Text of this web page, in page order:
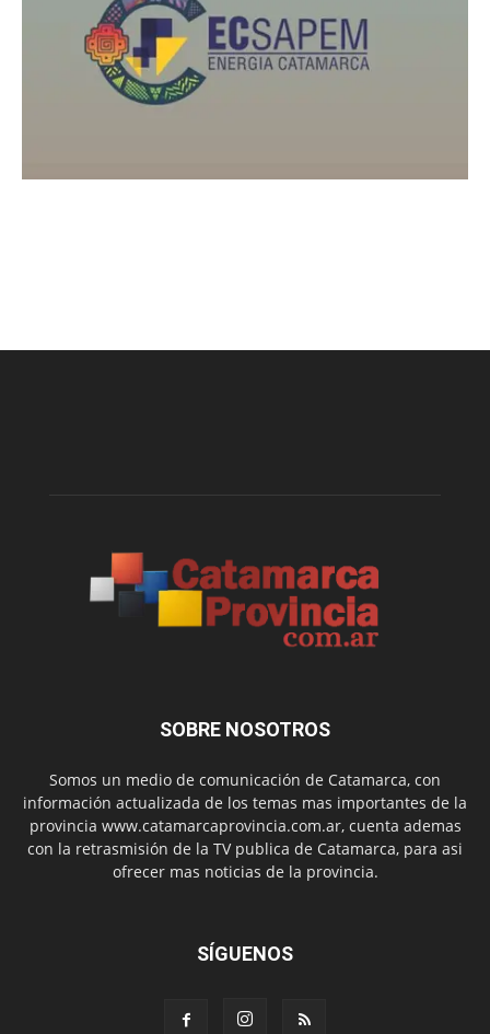
SOBRE NOSOTROS
Somos un medio de comunicación de Catamarca, con
información actualizada de los temas mas importantes de la
provincia www.catamarcaprovincia.com.ar, cuenta ademas
con la retrasmisión de la TV publica de Catamarca, para asi
ofrecer mas noticias de la provincia.
SÍGUENOS